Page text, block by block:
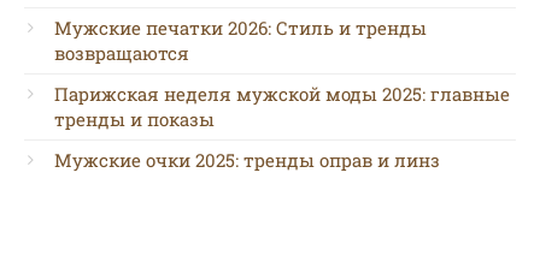
Мужские печатки 2026: Стиль и тренды
возвращаются
Парижская неделя мужской моды 2025: главные
тренды и показы
Мужские очки 2025: тренды оправ и линз